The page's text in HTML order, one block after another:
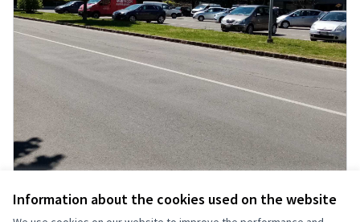
Information about the cookies used on the website